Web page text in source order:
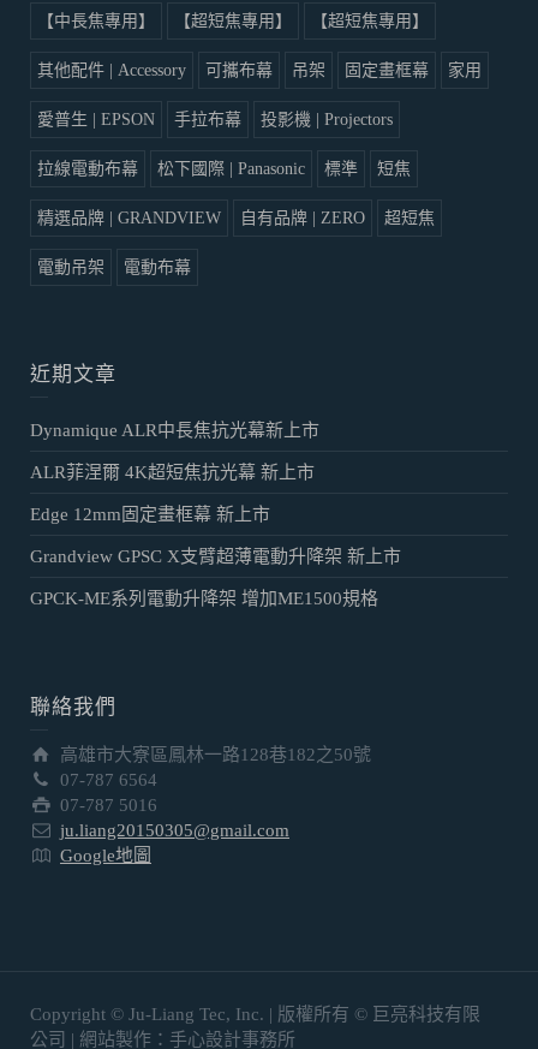
【中長焦專用】 【超短焦專用】 【超短焦專用】
其他配件 | Accessory 可攜布幕 吊架 固定畫框幕 家用
愛普生 | EPSON 手拉布幕 投影機 | Projectors
拉線電動布幕 松下國際 | Panasonic 標準 短焦
精選品牌 | GRANDVIEW 自有品牌 | ZERO 超短焦
電動吊架 電動布幕
近期文章
Dynamique ALR中長焦抗光幕新上市
ALR菲涅爾 4K超短焦抗光幕 新上市
Edge 12mm固定畫框幕 新上市
Grandview GPSC X支臂超薄電動升降架 新上市
GPCK-ME系列電動升降架 增加ME1500規格
聯絡我們
高雄市大寮區鳳林一路128巷182之50號
07-787 6564
07-787 5016
ju.liang20150305@gmail.com
Google地圖
Copyright © Ju-Liang Tec, Inc. | 版權所有 © 巨亮科技有限
公司 | 網站製作：手心設計事務所